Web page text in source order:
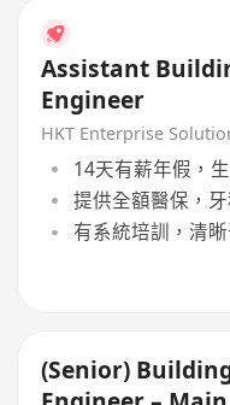
Assistant
Engineer
HKT Enterprise
14天有薪年假，
提供全額醫保，
有系統培訓，清
(Senior)